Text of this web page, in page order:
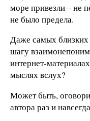
море привезли – не
не было предела.
Даже самых близких
шагу
интернет-
мыслях вслух?
Может быть,
автора раз и